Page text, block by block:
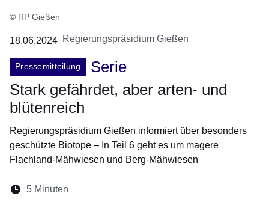
© RP Gießen
18.06.2024 Regierungspräsidium Gießen
Pressemitteilung
Serie
Stark gefährdet, aber arten- und
blütenreich
Regierungspräsidium Gießen informiert über besonders
geschützte Biotope – In Teil 6 geht es um magere
Flachland-Mähwiesen und Berg-Mähwiesen
Lesedauer:
5 Minuten